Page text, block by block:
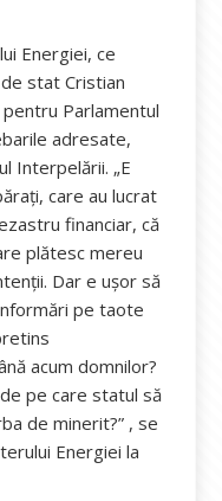
Energiei, ce
stat Cristian
Parlamentul
adresate,
Interpelării. „E
care au lucrat
financiar, că
plătesc mereu
Dar e ușor să
pe taote
acum domnilor?
pe care statul să
de minerit?” , se
Energiei la